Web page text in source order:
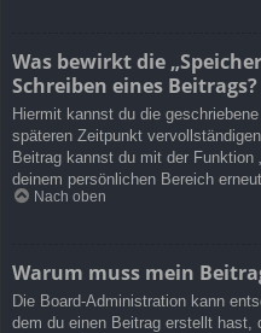
Was bewirkt die
Schreiben eines Beitrags?
Hiermit kannst du die
späteren Zeitpunkt
Beitrag kannst du mit der Funktion
deinem persönlichen Bereich
Nach oben
Warum muss mein
Die Board-Administration kann
dem du einen Beitrag erstellt hast,